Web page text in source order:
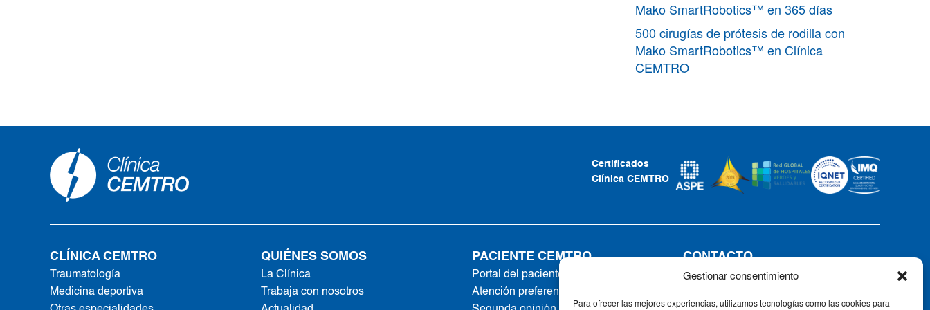
Gestionar consentimiento
Para ofrecer las mejores experiencias, utilizamos tecnologías como las cookies para
Mako SmartRobotics™ en 365 días
500 cirugías de prótesis de rodilla con
Mako SmartRobotics™ en Clínica
CEMTRO
Certificados
Clínica CEMTRO
CLÍNICA CEMTRO
Traumatología
Medicina deportiva
QUIÉNES SOMOS
La Clínica
Trabaja con nosotros
PACIENTE CEMTRO
Portal del paciente
Atención preferente
CONTACTO
Tel: +34 91 735 57 57 | Fax: 91 735